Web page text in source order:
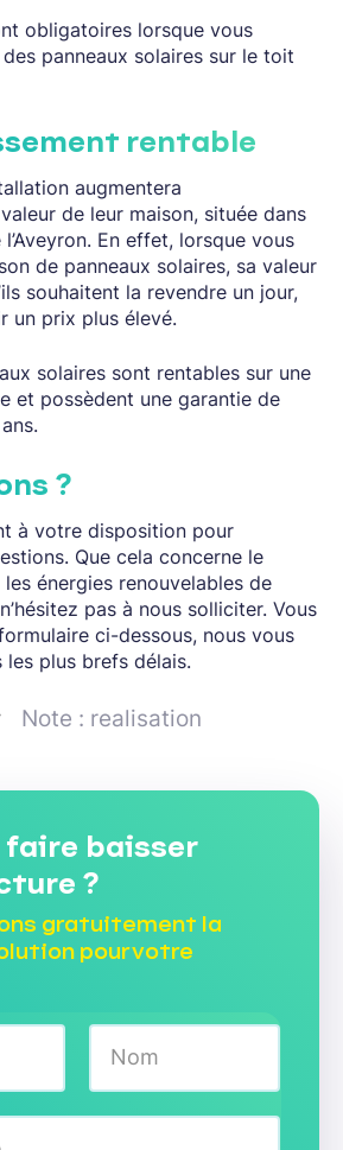
obligatoires lorsque vous
panneaux solaires sur le toit
rentable
augmentera
de leur maison, située dans
En effet, lorsque vous
de panneaux solaires, sa valeur
souhaitent la revendre un jour,
un prix plus élevé.
solaires sont rentables sur une
et possèdent une garantie de
?
à votre disposition pour
Que cela concerne le
énergies renouvelables de
pas à nous solliciter. Vous
ci-dessous, nous vous
plus brefs délais.
Note : realisation
faire baisser
?
gratuitement la
pour votre